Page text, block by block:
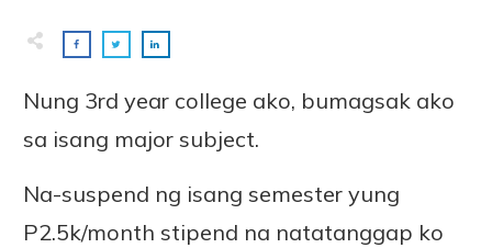
Nung 3rd year college ako, bumagsak ako
sa isang major subject.
Na-suspend ng isang semester yung
P2.5k/month stipend na natatanggap ko